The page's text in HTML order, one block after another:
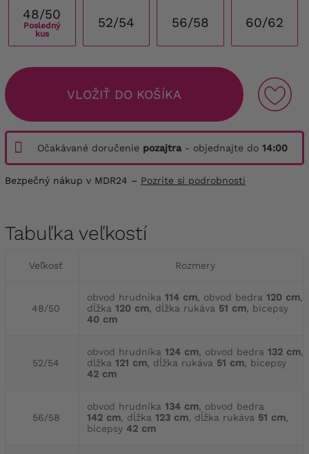
48/50
Posledný
kus
52/54 56/58 60/62
VLOŽIŤ DO KOŠÍKA
Očakávané doručenie pozajtra - objednajte do 14:00
Bezpečný nákup v MDR24 – Pozrite si podrobnosti
Tabuľka veľkostí
Veľkosť Rozmery
48/50
obvod hrudníka 114 cm, obvod bedra 120 cm,
dĺžka 120 cm, dĺžka rukáva 51 cm, bicepsy
40 cm
52/54
obvod hrudníka 124 cm, obvod bedra 132 cm,
dĺžka 121 cm, dĺžka rukáva 51 cm, bicepsy
42 cm
56/58
obvod hrudníka 134 cm, obvod bedra
142 cm, dĺžka 123 cm, dĺžka rukáva 51 cm,
bicepsy 42 cm